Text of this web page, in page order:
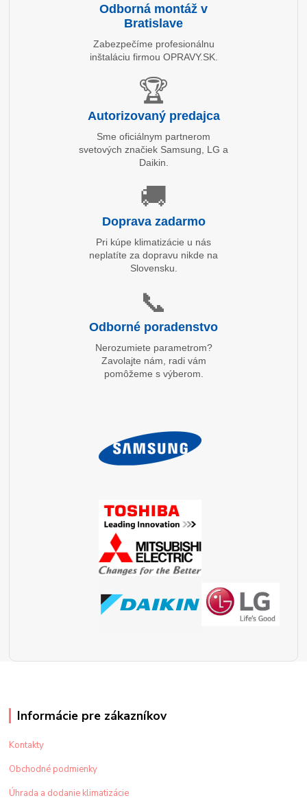
Odborná montáž v
Bratislave
Zabezpečíme profesionálnu
inštaláciu firmou OPRAVY.SK.
🏆
Autorizovaný predajca
Sme oficiálnym partnerom
svetových značiek Samsung, LG a
Daikin.
🚚
Doprava zadarmo
Pri kúpe klimatizácie u nás
neplatíte za dopravu nikde na
Slovensku.
📞
Odborné poradenstvo
Nerozumiete parametrom?
Zavolajte nám, radi vám
pomôžeme s výberom.
Informácie pre zákazníkov
Kontakty
Obchodné podmienky
Úhrada a dodanie klimatizácie